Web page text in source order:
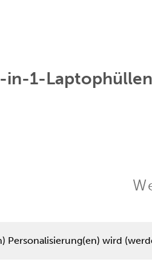
in-1-Laptophüllen
Personalisierung(en) wird